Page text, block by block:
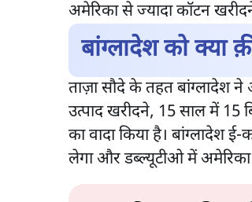
अमेरिका से ज्यादा कॉटन
बांग्लादेश को क्या
ताज़ा सौदे के तहत बांग्लादेश
उत्पाद खरीदने, 15 साल में 15
का वादा किया है। बांग्लादेश
लेगा और डब्ल्यूटीओ में अमेरिका